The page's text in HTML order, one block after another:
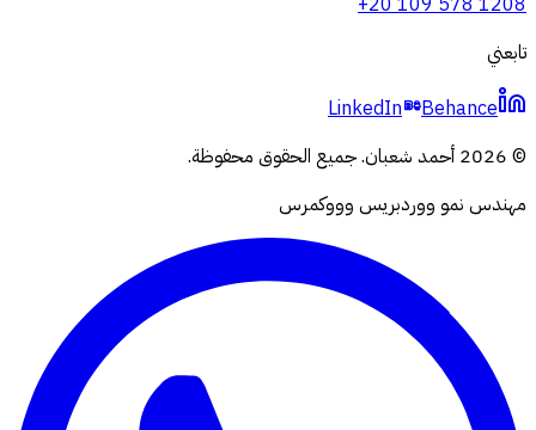
تابعني
LinkedIn
Behance
©
2026 أحمد شعبان.جميع الحقوق محفوظة.
مهندس نمو ووردبريس وووكمرس